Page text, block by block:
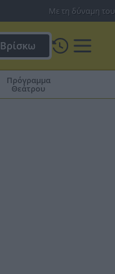
Με τη δύναμη του
Βρίσκω
Πρόγραμμα
Θεάτρου